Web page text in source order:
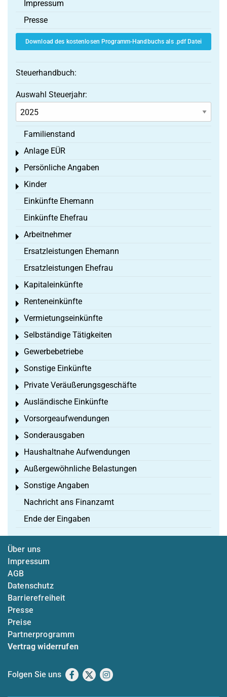
Impressum
Presse
Download des kostenlosen Programm-Handbuchs als .pdf Datei
Steuerhandbuch:
Auswahl Steuerjahr:
Familienstand
Anlage EÜR
Toggle menu
Persönliche Angaben
Toggle menu
Kinder
Toggle menu
Einkünfte Ehemann
Einkünfte Ehefrau
Arbeitnehmer
Toggle menu
Ersatzleistungen Ehemann
Ersatzleistungen Ehefrau
Kapitaleinkünfte
Toggle menu
Renteneinkünfte
Toggle menu
Vermietungseinkünfte
Toggle menu
Selbständige Tätigkeiten
Toggle menu
Gewerbebetriebe
Toggle menu
Sonstige Einkünfte
Toggle menu
Private Veräußerungsgeschäfte
Toggle menu
Ausländische Einkünfte
Toggle menu
Vorsorgeaufwendungen
Toggle menu
Sonderausgaben
Toggle menu
Haushaltnahe Aufwendungen
Toggle menu
Außergewöhnliche Belastungen
Toggle menu
Sonstige Angaben
Toggle menu
Nachricht ans Finanzamt
Ende der Eingaben
Über uns
Impressum
AGB
Datenschutz
Barrierefreiheit
Presse
Preise
Partnerprogramm
Vertrag widerrufen
Folgen Sie uns Facebook
X Instagram